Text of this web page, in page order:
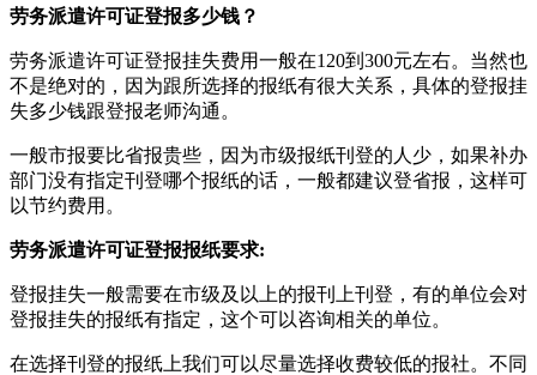
劳务派遣许可证登报多少钱？
劳务派遣许可证登报挂失费用一般在120到300元左右。当然也
不是绝对的，因为跟所选择的报纸有很大关系，具体的登报挂
失多少钱跟登报老师沟通。
一般市报要比省报贵些，因为市级报纸刊登的人少，如果补办
部门没有指定刊登哪个报纸的话，一般都建议登省报，这样可
以节约费用。
劳务派遣许可证登报报纸要求:
登报挂失一般需要在市级及以上的报刊上刊登，有的单位会对
登报挂失的报纸有指定，这个可以咨询相关的单位。
在选择刊登的报纸上我们可以尽量选择收费较低的报社。不同